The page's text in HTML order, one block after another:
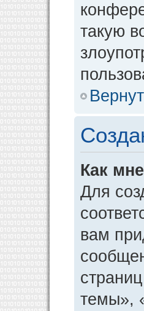
такую
Как
Для
вам
темы»,